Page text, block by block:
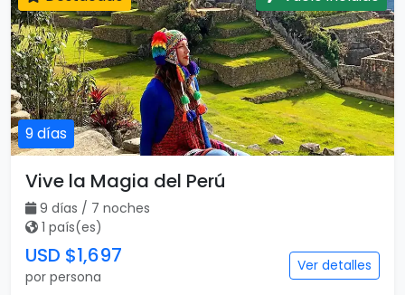
9 días
Vive la Magia del Perú
9 días / 7 noches
1 país(es)
USD $1,697
por persona
Ver detalles